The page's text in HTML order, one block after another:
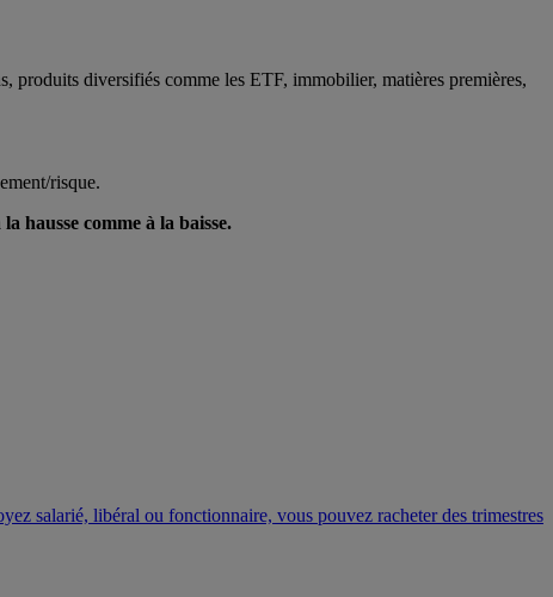
produits diversifiés comme les ETF, immobilier, matières premières,
risque.
hausse comme à la baisse.
salarié, libéral ou fonctionnaire, vous pouvez racheter des trimestres